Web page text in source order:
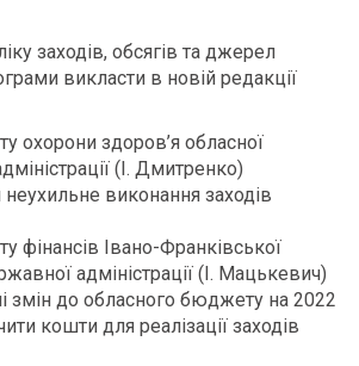
заходів, обсягів та джерел
викласти в новій редакції
охорони здоров’я обласної
(І. Дмитренко)
неухильне виконання заходів
фінансів Івано-Франківської
адміністрації (І. Мацькевич)
змін до обласного бюджету на 2022
кошти для реалізації заходів